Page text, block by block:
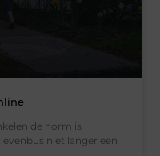
de norm is
niet langer een